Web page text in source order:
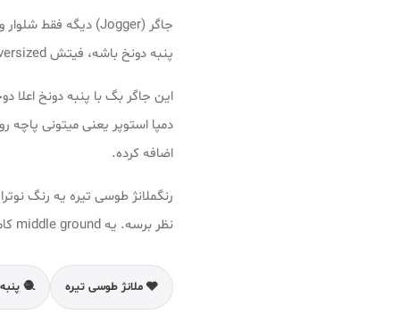
پنبه دونخ باشه، فیتش oversized باشه، و رنگشملانژ طوسی تیره — یعنی یه پایه قوی برای بیشتر ست‌هایی که داری.
این جاگر بگ با پنبه دونخ
اضافه کرده.
رنگملانژ طوسی تیره یه رنگ
نظر برسه. یه middle ground کامل.
🩶 ملانژ طوسی تیره 🧶